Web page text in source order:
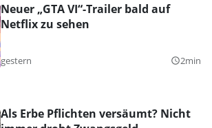
Neuer „GTA VI“-Trailer bald auf
Netflix zu sehen
gestern query_builder2min
Als Erbe Pflichten versäumt? Nicht